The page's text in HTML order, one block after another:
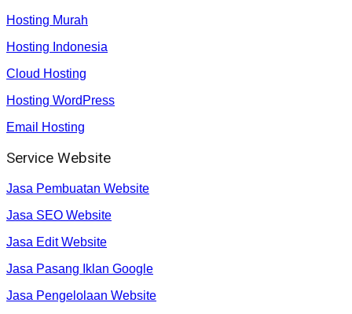
Hosting Murah
Hosting Indonesia
Cloud Hosting
Hosting WordPress
Email Hosting
Service Website
Jasa Pembuatan Website
Jasa SEO Website
Jasa Edit Website
Jasa Pasang Iklan Google
Jasa Pengelolaan Website